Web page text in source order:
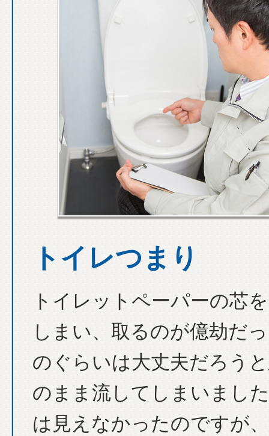
トイレつまり
トイレットペーパーの芯
しまい、取るのが億劫だ
のぐらいは大丈夫だろう
のまま流してしまいまし
は見えなかったのですが